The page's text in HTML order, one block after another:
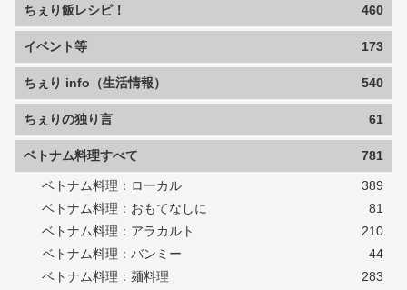
ちぇり飯レシピ！ 460
イベント等 173
ちぇり info（生活情報） 540
ちぇりの独り言 61
ベトナム料理すべて 781
ベトナム料理：ローカル
389
ベトナム料理：おもてなしに
81
ベトナム料理：アラカルト
210
ベトナム料理：バンミー
44
ベトナム料理：麺料理
283